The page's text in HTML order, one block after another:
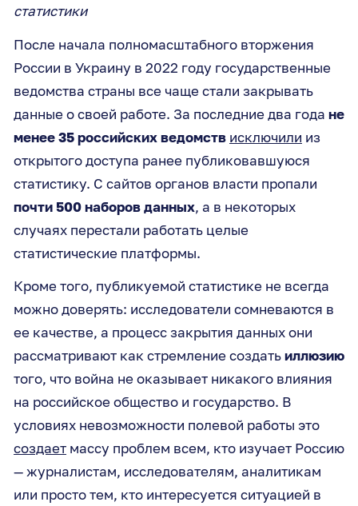
статистики
После начала полномасштабного вторжения
России в Украину в 2022 году государственные
ведомства страны все чаще стали закрывать
данные о своей работе. За последние два года не
менее 35 российских ведомств исключили из
открытого доступа ранее публиковавшуюся
статистику. С сайтов органов власти пропали
почти 500 наборов данных, а в некоторых
случаях перестали работать целые
статистические платформы.
Кроме того, публикуемой статистике не всегда
можно доверять: исследователи сомневаются в
ее качестве, а процесс закрытия данных они
рассматривают как стремление создатьиллюзию
того, что война не оказывает никакого влияния
на российское общество и государство. В
условиях невозможности полевой работы это
создает массу проблем всем, кто изучает Россию
— журналистам, исследователям, аналитикам
или просто тем, кто интересуется ситуацией в